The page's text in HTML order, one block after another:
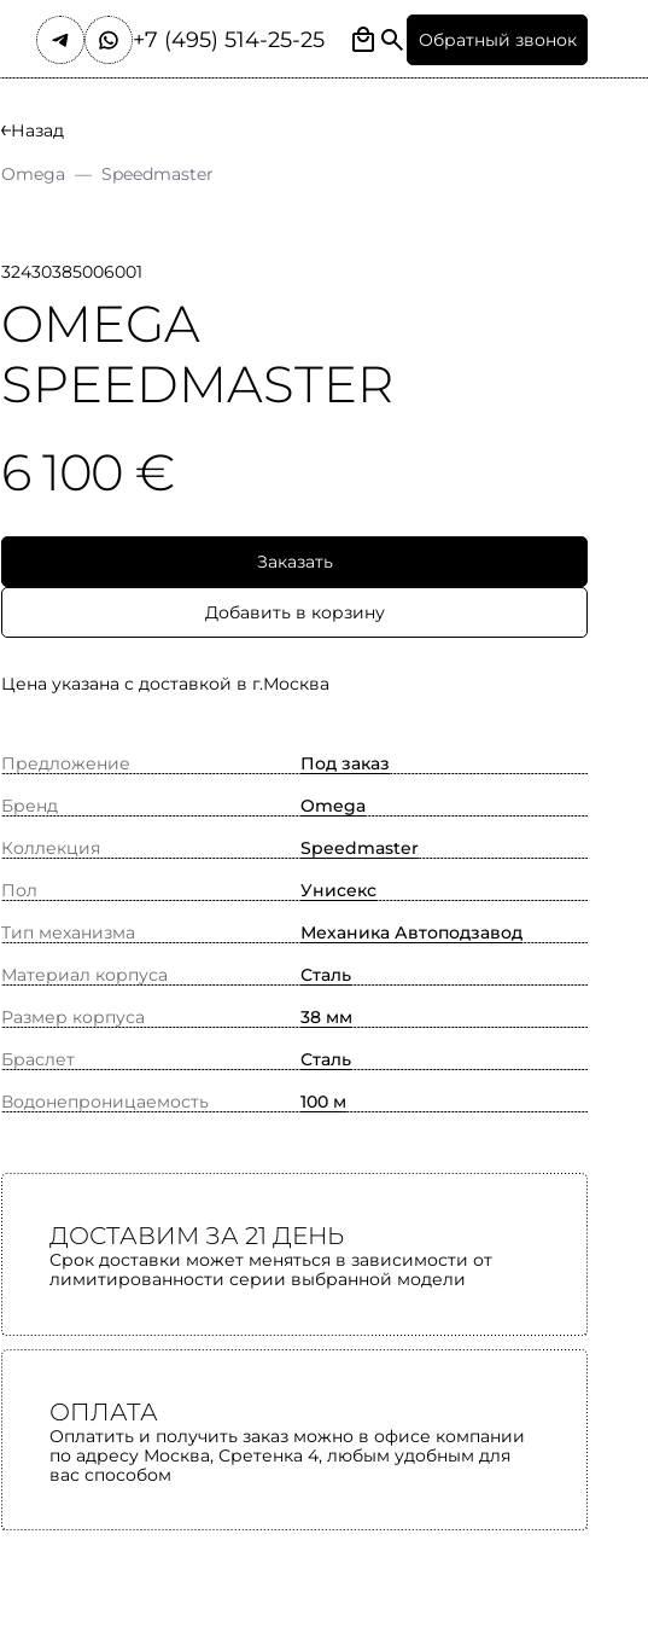
+7 (495) 514-25-25 Обратный звонок
Назад
Omega — Speedmaster
32430385006001
OMEGA
SPEEDMASTER
6 100 €
Заказать
Добавить в корзину
Цена указана с доставкой в г.Москва
Предложение
Под заказ
Бренд
Omega
Коллекция
Speedmaster
Пол
Унисекс
Тип механизма
Механика Автоподзавод
Материал корпуса
Сталь
Размер корпуса
38 мм
Браслет
Сталь
Водонепроницаемость
100 м
ДОСТАВИМ ЗА 21 ДЕНЬ
Срок доставки может меняться в зависимости от
лимитированности серии выбранной модели
ОПЛАТА
Оплатить и получить заказ можно в офисе компании
по адресу Москва, Сретенка 4, любым удобным для
вас способом